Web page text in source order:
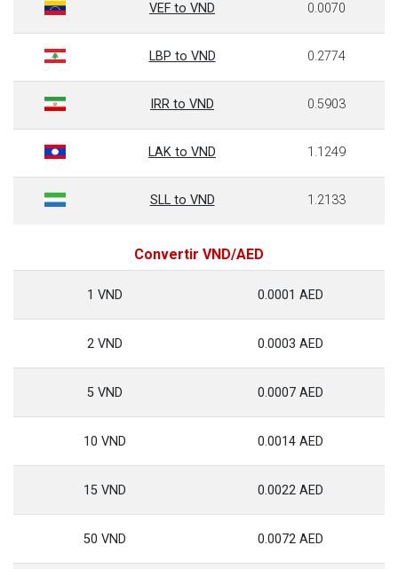
VEF to VND 0.0070
LBP to VND 0.2774
IRR to VND 0.5903
LAK to VND 1.1249
SLL to VND 1.2133
Convertir VND/AED
1 VND 0.0001 AED
2 VND 0.0003 AED
5 VND 0.0007 AED
10 VND 0.0014 AED
15 VND 0.0022 AED
50 VND 0.0072 AED